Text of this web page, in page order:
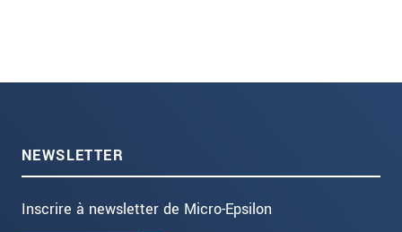
NEWSLETTER
Inscrire à newsletter de Micro-Epsilon